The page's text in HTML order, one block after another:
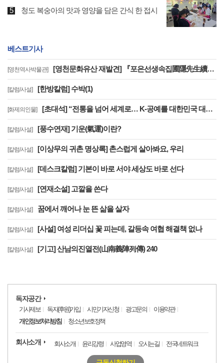
청도 복숭아의 맛과 영양을 담은 간식 한 접시
베스트기사
[영천역사박물관] [영천문화유산 재발견] 『포은선생속집圃隱先生續集』은 우리나라에 왜 2책 밖에 없을까?
[칼럼/사설] [한방칼럼] 수박(1)
[화제의인물] [초대석] “전통을 넘어 세계로… K-공예를 대한민국 대표 문화브랜드로 키우겠습니다”
[칼럼/사설] [풍수연재] 기운(氣運)이란?
[칼럼/사설] [이상무의 귀촌 명상록] 촌스럽게 살아봐요, 우리
[칼럼/사설] [데스크칼럼] 기본이 바로 서야 세상도 바로 선다
[칼럼/사설] [연재소설] 고깔을 쓴다
[칼럼/사설] 꿈에서 깨어나 눈 뜬 삶을 살자
[칼럼/사설] [사설] 여성 리더십 꽃 피는데, 갈등속 여협 해결책 없나
[칼럼/사설] [기고] 산남의진열전(山南義陣列傳) 240
독자공간
기사제보 독자(후원)가입 시민기자신청 광고문의
이용약관
개인정보처리방침
청소년보호정책
회사소개 회사소개 윤리강령 사업영역 오시는길 전국네트워크